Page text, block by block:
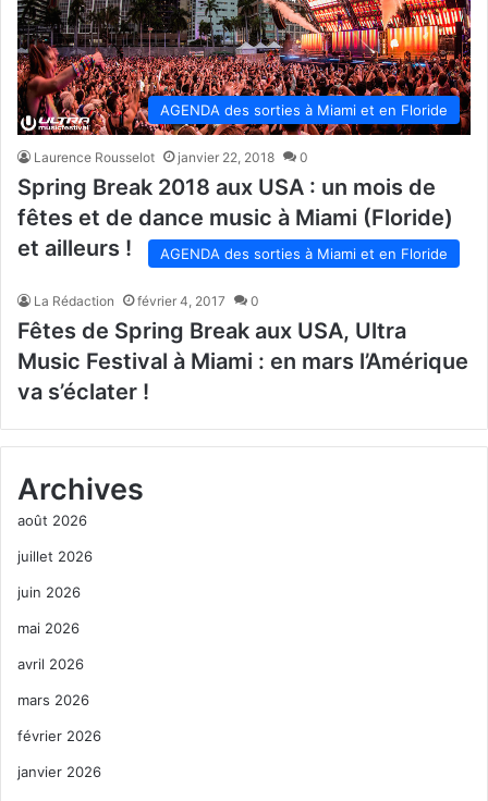
AGENDA des sorties à Miami et en Floride
Laurence Rousselot janvier 22, 2018 0
Spring Break 2018 aux USA : un mois de
fêtes et de dance music à Miami (Floride)
et ailleurs !
AGENDA des sorties à Miami et en Floride
La Rédaction février 4, 2017 0
Fêtes de Spring Break aux USA, Ultra
Music Festival à Miami : en mars l’Amérique
va s’éclater !
Archives
août 2026
juillet 2026
juin 2026
mai 2026
avril 2026
mars 2026
février 2026
janvier 2026